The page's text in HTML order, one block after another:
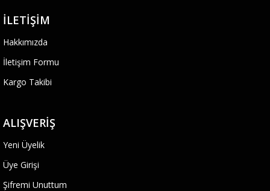
İLETIŞIM
Hakkımızda
İletişim Formu
Kargo Takibi
ALIŞVERIŞ
Yeni Üyelik
Üye Girişi
Şifremi Unuttum